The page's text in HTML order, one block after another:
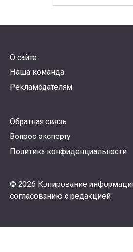
О сайте
Наша команда
Рекламодателям
Обратная связь
Вопрос эксперту
Политика конфиденциальности
© 2026 Копирование
согласованию с редакцией.